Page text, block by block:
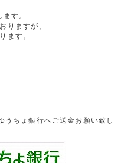
す。
りますが、
ます。
ちょ銀行へご送金お願い致し